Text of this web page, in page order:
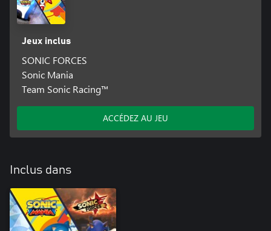
Jeux inclus
SONIC FORCES
Sonic Mania
Team Sonic Racing™
ACCÉDEZ AU JEU
Inclus dans